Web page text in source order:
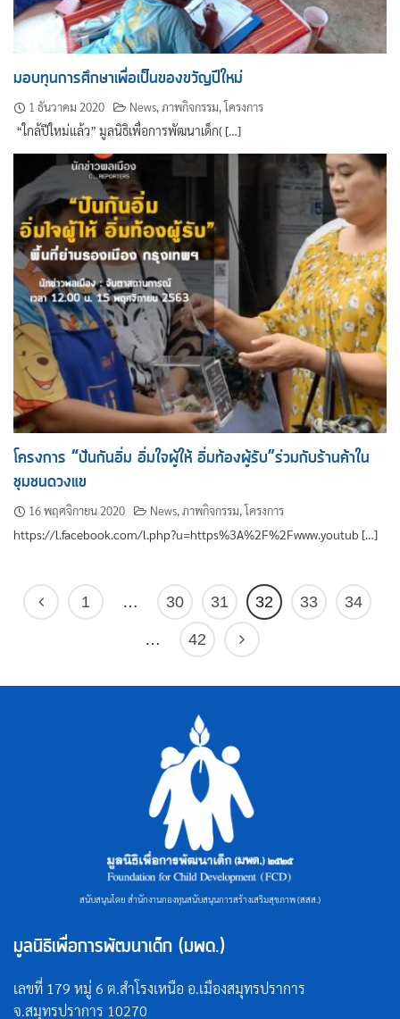
มอบทุนการศึกษาเพื่อเป็นของขวัญปีใหม่
1 ธันวาคม 2020 News,ภาพกิจกรรม,โครงการ
“ใกล้ปีใหม่แล้ว” มูลนิธิเพื่อการพัฒนาเด็ก( […]
โครงการ “ปันกันอิ่ม อิ่มใจผู้ให้ อิ่มท้องผู้รับ”ร่วมกับร้านค้าใน
ชุมชนดวงแข
16 พฤศจิกายน 2020 News,ภาพกิจกรรม,โครงการ
https://l.facebook.com/l.php?u=https%3A%2F%2Fwww.youtub […]
1 … 30 31 32 33 34
… 42
สนับสนุนโดย สำนักงานกองทุนสนับสนุนการสร้างเสริมสุขภาพ (สสส.)
มูลนิธิเพื่อการพัฒนาเด็ก (มพด.)
เลขที่ 179 หมู่ 6 ต.สำโรงเหนือ อ.เมืองสมุทรปราการ
จ.สมุทรปราการ 10270